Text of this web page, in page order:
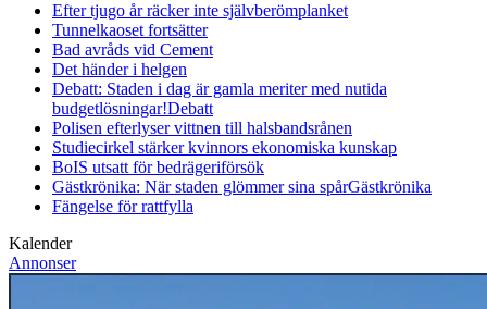
Efter tjugo år räcker inte självberömplanket
Tunnelkaoset fortsätter
Bad avråds vid Cement
Det händer i helgen
Debatt: Staden i dag är gamla meriter med nutida
budgetlösningar!Debatt
Polisen efterlyser vittnen till halsbandsrånen
Studiecirkel stärker kvinnors ekonomiska kunskap
BoIS utsatt för bedrägeriförsök
Gästkrönika: När staden glömmer sina spårGästkrönika
Fängelse för rattfylla
Kalender
Annonser